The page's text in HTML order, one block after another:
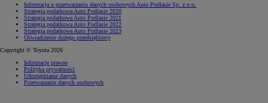
Informacja o przetwarzaniu danych osobowych Auto Podlasie Sp. z o.o.
Strategia podatkowa Auto Podlasie 2020
Strategia podatkowa Auto Podlasie 2021
Strategia podatkowa Auto Podlasie 2022
Strategia podatkowa Auto Podlasie 2023
Oświadczenie dużego przedsiębiorcy
Copyright © Toyota 2026
Informacje prawne
Polityka prywatności
Udostępnianie danych
Przetwarzanie danych osobowych